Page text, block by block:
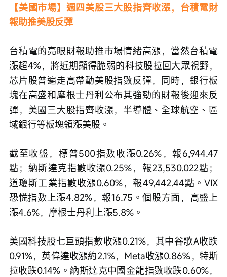
【美國市場】週四美股三大股指齊收漲，台積電財
報助推美股反彈
台積電的亮眼財報助推市場情緒高漲，當然台積電
漲超4%，將近期顯得脆弱的科技股拉回大眾視野，
芯片股普遍走高帶動美股指數反彈，同時，銀行板
塊在高盛和摩根士丹利公布其強勁的財報後迎來反
彈，美國三大股指齊收漲，半導體、全球航空、區
域銀行等板塊領漲美股。
截至收盤，標普500指數收漲0.26%，報6,944.47
點；納斯達克指數收漲0.25%，報23,530.022點；
道瓊斯工業指數收漲0.60%，報49,442.44點。VIX
恐慌指數上漲4.82%，報16.75。個股方面，高盛上
漲4.6%，摩根士丹利上漲5.8%。
美國科技股七巨頭指數收漲0.21%，其中谷歌A收跌
0.91%，英偉達收漲約2.1%，Meta收漲0.86%，特斯
拉收跌0.14%。納斯達克中國金龍指數收跌0.60%，